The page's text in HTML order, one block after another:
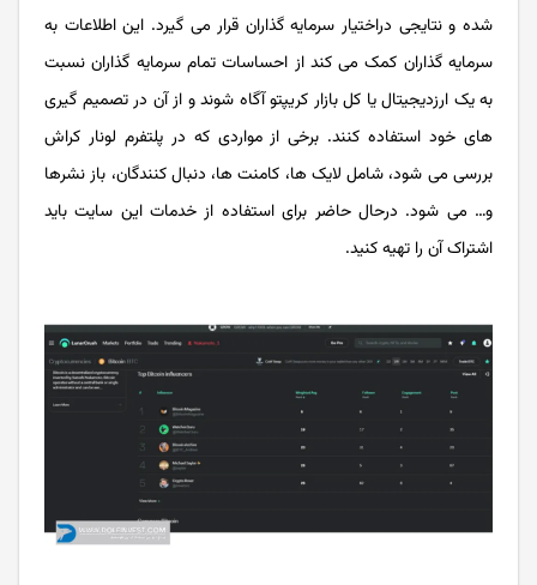
شده و نتایجی دراختیار سرمایه گذاران قرار می گیرد. این اطلاعات به
سرمایه گذاران کمک می کند از احساسات تمام سرمایه گذاران نسبت
به یک ارزدیجیتال یا کل بازار کریپتو آگاه شوند و از آن در تصمیم گیری
های خود استفاده کنند. برخی از مواردی که در پلتفرم لونار کراش
بررسی می شود، شامل لایک‌ ها، کامنت‌‌ ها، دنبال ‌کنندگان، باز نشرها
و… می شود. درحال حاضر برای استفاده از خدمات این سایت باید
اشتراک آن را تهیه کنید.